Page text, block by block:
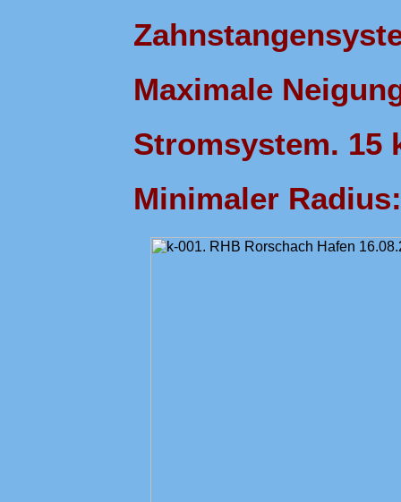
Maximale
Stromsystem. 15
Minimaler